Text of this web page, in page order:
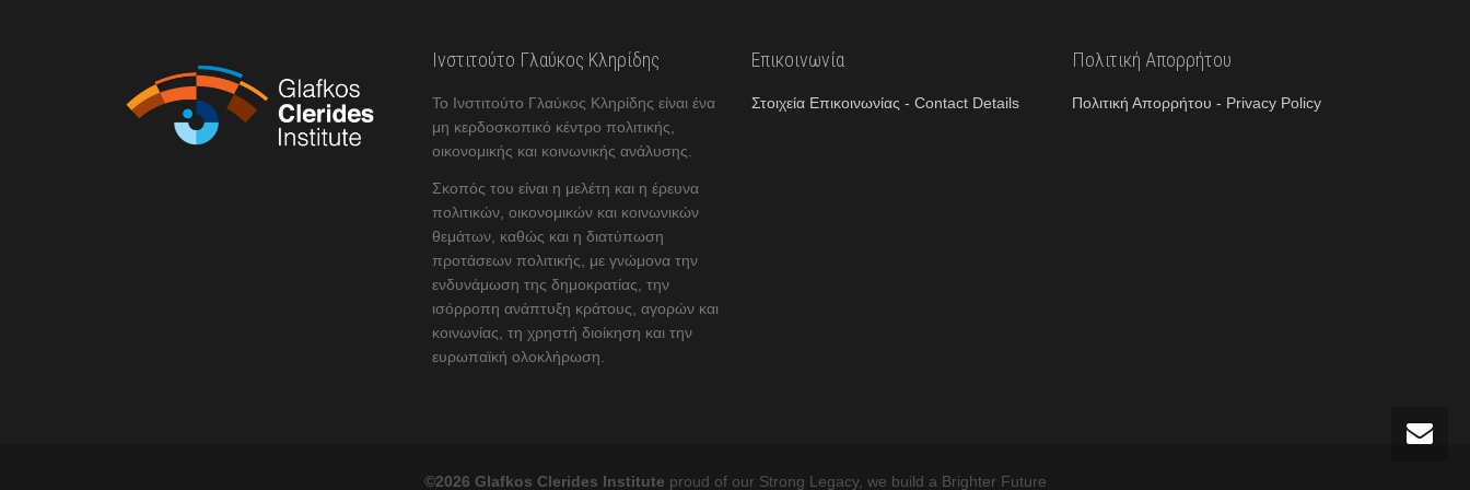
Ινστιτούτο Γλαύκος Κληρίδης
Το Ινστιτούτο Γλαύκος Κληρίδης είναι ένα
μη κερδοσκοπικό κέντρο πολιτικής,
οικονομικής και κοινωνικής ανάλυσης.
Σκοπός του είναι η μελέτη και η έρευνα
πολιτικών, οικονομικών και κοινωνικών
θεμάτων, καθώς και η διατύπωση
προτάσεων πολιτικής, με γνώμονα την
ενδυνάμωση της δημοκρατίας, την
ισόρροπη ανάπτυξη κράτους, αγορών και
κοινωνίας, τη χρηστή διοίκηση και την
ευρωπαϊκή ολοκλήρωση.
Επικοινωνία
Στοιχεία Επικοινωνίας - Contact Details
Πολιτική Απορρήτου
Πολιτική Απορρήτου - Privacy Policy
©2026 Glafkos Clerides Institute proud of our Strong Legacy, we build a Brighter Future